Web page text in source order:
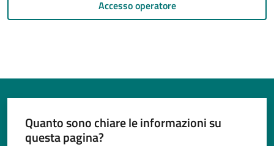
Seguici
Accesso operatore
Quanto sono chiare le informazioni su
questa pagina?